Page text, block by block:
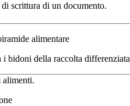
scrittura di un documento.
alimentare
bidoni della raccolta differenziata
alimenti.